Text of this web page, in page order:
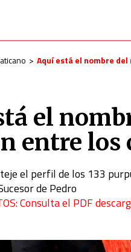
Aquí está el nombre
el
entre los
el perfil de los 133
de Pedro
Consulta el PDF